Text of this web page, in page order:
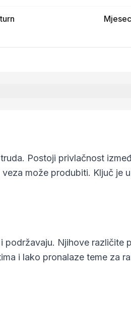
Mjesec
Postoji privlačnost
može produbiti. Ključ je
Njihove različite
i lako pronalaze teme za